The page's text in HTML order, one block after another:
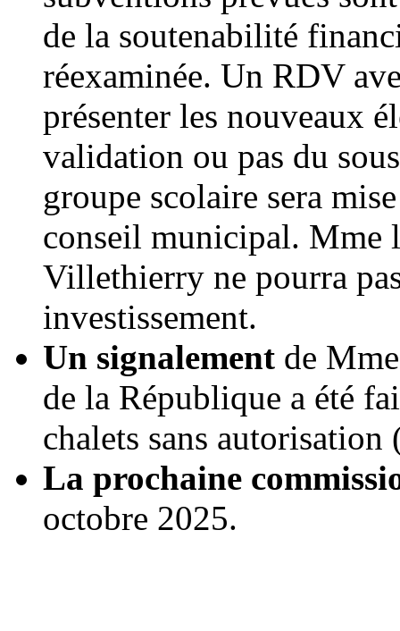
de la soutenabilité
réexaminée. Un RDV
présenter les nouveaux
validation ou pas du
groupe scolaire sera
conseil municipal. Mme
Villethierry ne pourra
investissement.
Un signalement de
de la République a été
chalets sans autorisation
La prochaine
octobre 2025.